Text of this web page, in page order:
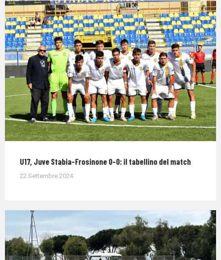
U17, Juve Stabia-Frosinone 0-0: il tabellino del match
22 Settembre 2024